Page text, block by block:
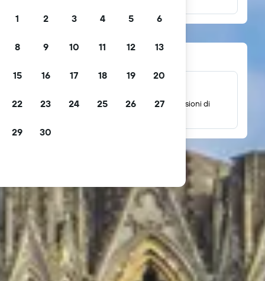
Verifica le valutazioni basate su milioni di recensioni di
1 2 3 4 5 6
8 9 10 11 12 13
15 16 17 18 19 20
22 23 24 25 26 27
29 30